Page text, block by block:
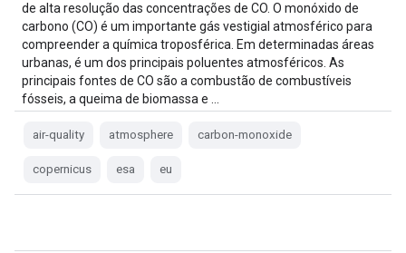
de alta resolução das concentrações de CO. O monóxido de
carbono (CO) é um importante gás vestigial atmosférico para
compreender a química troposférica. Em determinadas áreas
urbanas, é um dos principais poluentes atmosféricos. As
principais fontes de CO são a combustão de combustíveis
fósseis, a queima de biomassa e …
air-quality atmosphere carbon-monoxide
copernicus esa eu